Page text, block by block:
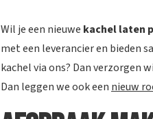
Wil je een nieuwe kachel laten
met een leverancier en bieden
kachel via ons? Dan verzorgen
Dan leggen we ook een nieuw